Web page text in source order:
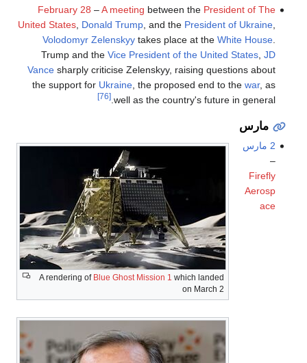
February 28 –A meeting between the President of The
United States, Donald Trump, and the President of Ukraine,
Volodomyr Zelenskyytakes place at the White House.
Trump and the Vice President of the United States, JD
Vancesharply criticise Zelenskyy, raising questions about
the support for Ukraine, the proposed end to the war, as
well as the country's future in general.
[76]
مارس
A rendering of Blue Ghost Mission 1 which landed
on March 2
2 مارس
–
Firefly
Aerosp
ace